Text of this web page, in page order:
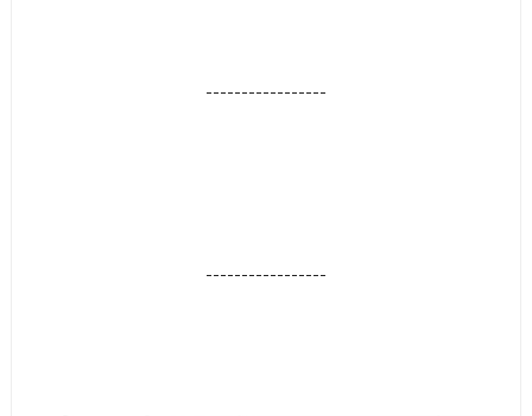
-----------------
-----------------